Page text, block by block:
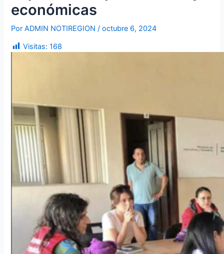
económicas
PorADMIN NOTIREGION/octubre 6, 2024
Visitas: 168